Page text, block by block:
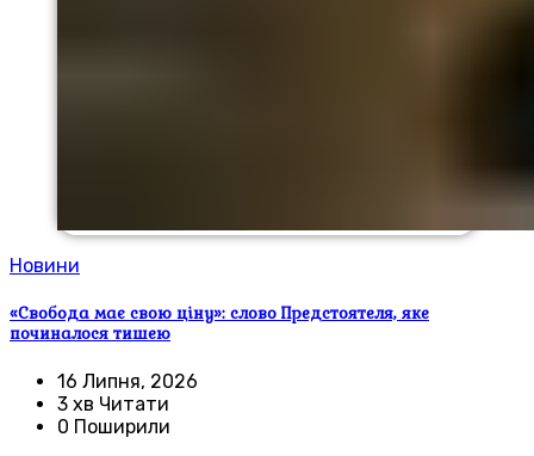
Новини
«Свобода має свою ціну»: слово Предстоятеля, яке
починалося тишею
16 Липня, 2026
3 хв Читати
0 Поширили